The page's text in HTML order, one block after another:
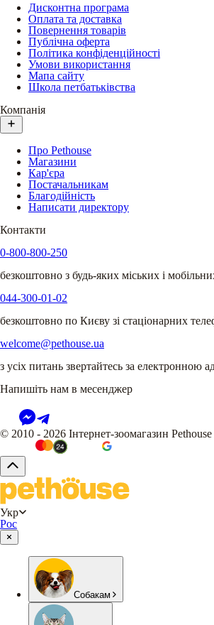
Дисконтна програма
Оплата та доставка
Повернення товарів
Публічна оферта
Політика конфіденційності
Умови використання
Мапа сайту
Школа петбатьківства
Компанія
Про Pethouse
Магазини
Кар'єра
Постачальникам
Благодійність
Написати директору
Контакти
0-800-800-250
безкоштовно з будь-яких міських і
044-300-01-02
безкоштовно по Києву зі стаціонарних
welcome@pethouse.ua
з усіх питань звертайтесь за електронною
Напишіть нам в месенджер
© 2010 - 2026 Інтернет-зоомагазин Pethouse
Укр
Рос
Собакам